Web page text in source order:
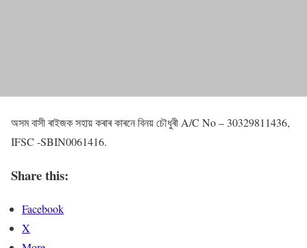
অসম বাসী ৰাইজক সহায় কৰাৰ কাৰনে বিনয় চৌধুৰী A/C No – 30329811436,
IFSC -SBIN0061416.
Share this:
Facebook
X